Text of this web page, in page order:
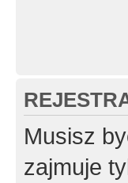
Musisz
zajmuje